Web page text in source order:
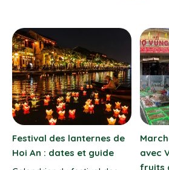
:
Riz au poulet à Hoi An : 7
bonnes adresses